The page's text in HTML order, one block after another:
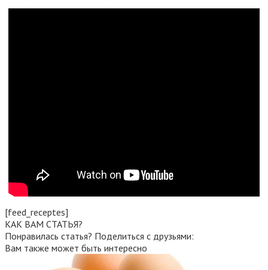
[feed_receptes]
КАК ВАМ СТАТЬЯ?
Понравилась статья? Поделиться с друзьями:
Вам также может быть интересно